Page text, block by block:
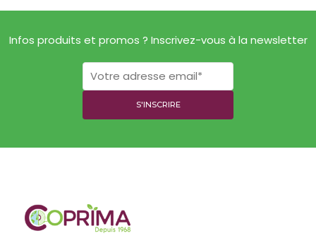
Infos produits et promos ? Inscrivez-vous à la newsletter